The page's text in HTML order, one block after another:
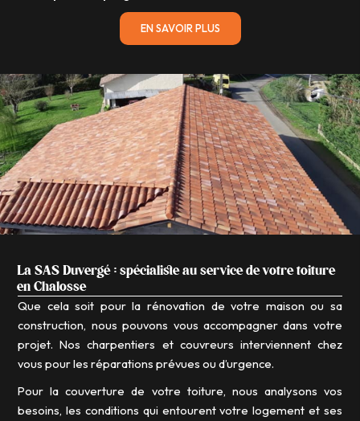
EN SAVOIR PLUS
La SAS Duvergé : spécialiste au service de votre toiture
en Chalosse
Que cela soit pour la rénovation de votre maison ou sa
construction, nous pouvons vous accompagner dans votre
projet. Nos charpentiers et couvreurs interviennent chez
vous pour les réparations prévues ou d’urgence.
Pour la couverture de votre toiture, nous analysons vos
besoins, les conditions qui entourent votre logement et ses